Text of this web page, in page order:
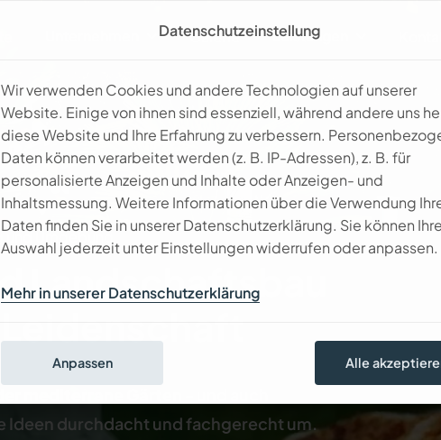
Galerie Leistungen
und Umgebung
dLandschaftsb
mediterrane Gärten
Ideen durchdacht und fachgerecht um.
Datenschutzeinstellung
Wir verwenden Cookies und andere Technologien auf unserer
Website. Einige von ihnen sind essenziell, während andere uns
diese Website und Ihre Erfahrung zu verbessern.
Daten können verarbeitet werden (z. B. IP-Adressen), z. B. für
personalisierte Anzeigen und Inhalte oder Anzeigen- und
Inhaltsmessung. Weitere Informationen über die Verwendung
Daten finden Sie in unserer Datenschutzerklärung. Sie können
Auswahl jederzeit unter Einstellungen widerrufen oder anpassen.
Mehr in unserer Datenschutzerklärung
Anpassen Alle